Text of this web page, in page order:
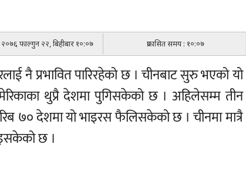
: २०७६ फाल्गुन २२, बिहीबार १०:०७ प्रकासित समय : १०:०७
नै प्रभावित पारिरहेको छ । चीनबाट सुरु भएको यो
थुप्रै देशमा पुगिसकेको छ । अहिलेसम्म तीन
७० देशमा यो भाइरस फैलिसकेको छ । चीनमा मात्रै
छ ।